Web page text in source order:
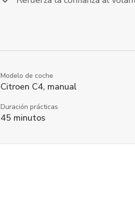
Modelo de coche
Citroen C4, manual
Duración prácticas
45 minutos